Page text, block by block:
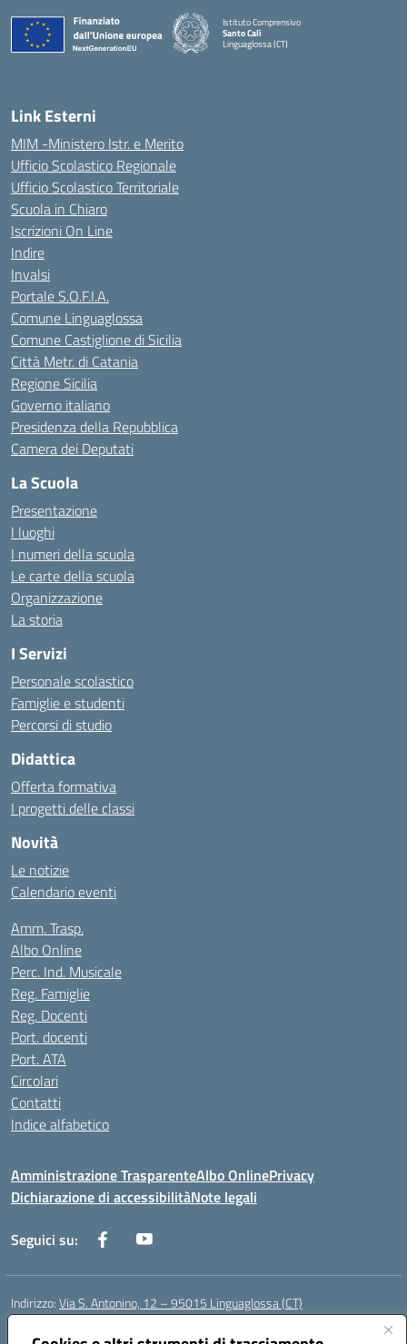
Istituto Comprensivo
Santo Calì
Linguaglossa (CT)
— Visita la pagina iniziale della scuola
Link Esterni
MIM -Ministero Istr. e Merito
Ufficio Scolastico Regionale
Ufficio Scolastico Territoriale
Scuola in Chiaro
Iscrizioni On Line
Indire
Invalsi
Portale S.O.F.I.A.
Comune Linguaglossa
Comune Castiglione di Sicilia
Città Metr. di Catania
Regione Sicilia
Governo italiano
Presidenza della Repubblica
Camera dei Deputati
La Scuola
Presentazione
I luoghi
I numeri della scuola
Le carte della scuola
Organizzazione
La storia
I Servizi
Personale scolastico
Famiglie e studenti
Percorsi di studio
Didattica
Offerta formativa
I progetti delle classi
Novità
Le notizie
Calendario eventi
Amm. Trasp.
Albo Online
Perc. Ind. Musicale
Reg. Famiglie
Reg. Docenti
Port. docenti
Port. ATA
Circolari
Contatti
Indice alfabetico
Amministrazione TrasparenteAlbo OnlinePrivacy
Dichiarazione di accessibilitàNote legali
Seguici su:
Indirizzo:Via S. Antonino, 12 – 95015 Linguaglossa (CT)
Centralino: